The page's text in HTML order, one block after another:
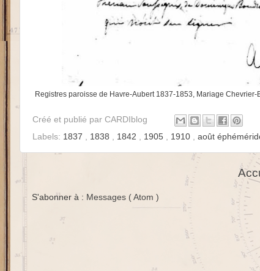
Registres paroisse de Havre-Aubert 1837-1853, Mariage
Créé et publié par CARDIblog
Labels: 1837 1838 1842 1905 1910 août
S'abonner à : Messages ( Atom )